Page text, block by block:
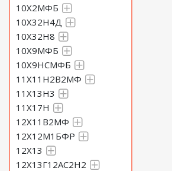
10Х2МФБ
10Х32Н4Д
10Х32Н8
10Х9МФБ
10Х9НСМФБ
11Х11Н2В2МФ
11Х13Н3
11Х17Н
12Х11В2МФ
12Х12М1БФР
12Х13
12Х13Г12АС2Н2